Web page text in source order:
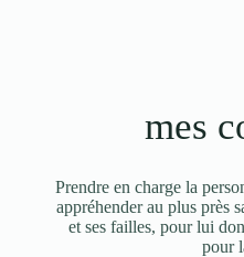
mes
Prendre en charge la
appréhender au plus près
et ses failles, pour lui
pour